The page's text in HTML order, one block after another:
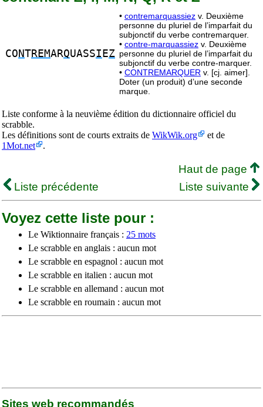
CO NTREMARQUASSI EZ
• contremarquassiez v. Deuxième
personne du pluriel de l’imparfait du
subjonctif du verbe contremarquer.
• contre-marquassiez v. Deuxième
personne du pluriel de l’imparfait du
subjonctif du verbe contre-marquer.
• CONTREMARQUER v. [cj. aimer].
Doter (un produit) d’une seconde
marque.
Liste conforme à la neuvième édition du dictionnaire officiel du
scrabble.
Les définitions sont de courts extraits de WikWik.org
et de
1Mot.net
.
Haut de page
Liste précédente
Liste suivante
Voyez cette liste pour :
Le Wiktionnaire français : 25 mots
Le scrabble en anglais : aucun mot
Le scrabble en espagnol : aucun mot
Le scrabble en italien : aucun mot
Le scrabble en allemand : aucun mot
Le scrabble en roumain : aucun mot
Sites web recommandés